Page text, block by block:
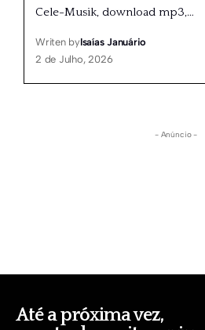
Cele-Musik, download mp3,…
Writen byIsaías Januário
2 de Julho, 2026
- Anúncio -
Até a próxima vez,